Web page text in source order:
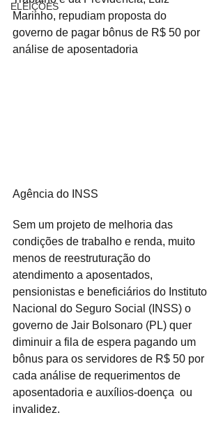
ELEIÇÕES
Marinho, repudiam proposta do
governo de pagar bônus de R$ 50 por
análise de aposentadoria
Agência do INSS
Sem um projeto de melhoria das
condições de trabalho e renda, muito
menos de reestruturação do
atendimento a aposentados,
pensionistas e beneficiários do Instituto
Nacional do Seguro Social (INSS) o
governo de Jair Bolsonaro (PL) quer
diminuir a fila de espera pagando um
bônus para os servidores de R$ 50 por
cada análise de requerimentos de
aposentadoria e auxílios-doença  ou
invalidez.